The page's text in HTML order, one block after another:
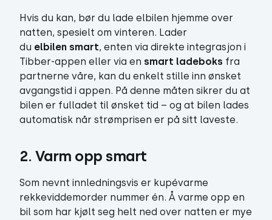
Hvis du kan, bør du lade elbilen hjemme over
natten, spesielt om vinteren. Lader
du elbilen smart, enten via direkte integrasjon i
Tibber-appen eller via en smart ladeboks fra
partnerne våre, kan du enkelt stille inn ønsket
avgangstid i appen. På denne måten sikrer du at
bilen er fulladet til ønsket tid – og at bilen lades
automatisk når strømprisen er på sitt laveste.
2. Varm opp smart
Som nevnt innledningsvis er kupévarme
rekkeviddemorder nummer én. Å varme opp en
bil som har kjølt seg helt ned over natten er mye